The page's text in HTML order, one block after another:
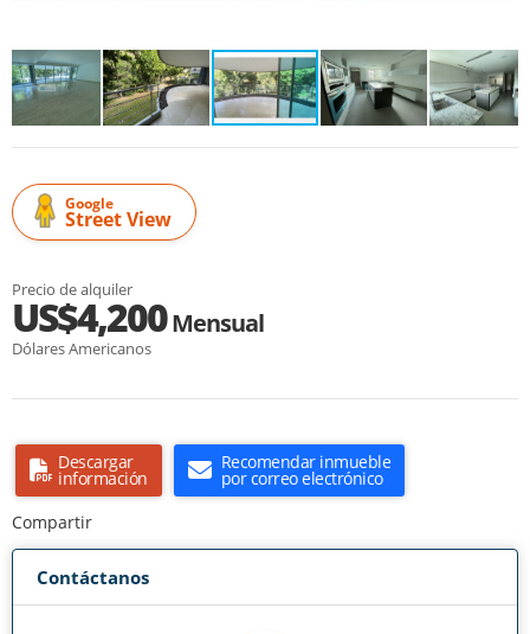
Google
Street View
Precio de alquiler
US$4,200Mensual
Dólares Americanos
Descargar
información
Recomendar inmueble
por correo electrónico
Compartir
Contáctanos